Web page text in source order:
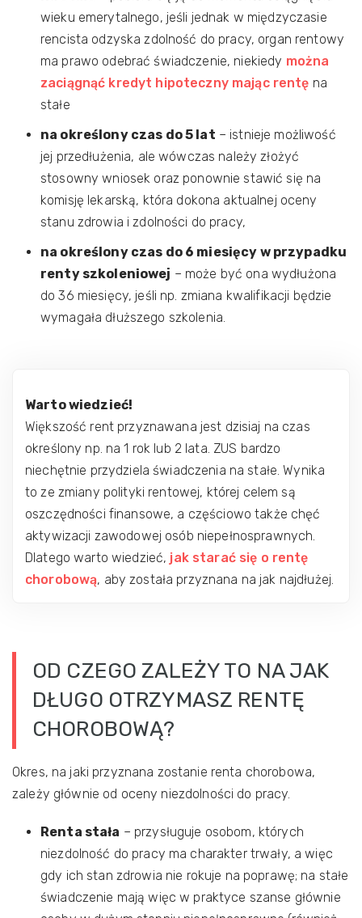
wieku emerytalnego, jeśli jednak w międzyczasie
rencista odzyska zdolność do pracy, organ rentowy
ma prawo odebrać świadczenie, niekiedy można
zaciągnąć kredyt hipoteczny mając rentę na
stałe
na określony czas do 5 lat – istnieje możliwość
jej przedłużenia, ale wówczas należy złożyć
stosowny wniosek oraz ponownie stawić się na
komisję lekarską, która dokona aktualnej oceny
stanu zdrowia i zdolności do pracy,
na określony czas do 6 miesięcy w przypadku
renty szkoleniowej – może być ona wydłużona
do 36 miesięcy, jeśli np. zmiana kwalifikacji będzie
wymagała dłuższego szkolenia.
Warto wiedzieć!
Większość rent przyznawana jest dzisiaj na czas
określony np. na 1 rok lub 2 lata. ZUS bardzo
niechętnie przydziela świadczenia na stałe. Wynika
to ze zmiany polityki rentowej, której celem są
oszczędności finansowe, a częściowo także chęć
aktywizacji zawodowej osób niepełnosprawnych.
Dlatego warto wiedzieć, jak starać się o rentę
chorobową, aby została przyznana na jak najdłużej.
OD CZEGO ZALEŻY TO NA JAK
DŁUGO OTRZYMASZ RENTĘ
CHOROBOWĄ?
Okres, na jaki przyznana zostanie renta chorobowa,
zależy głównie od oceny niezdolności do pracy.
Renta stała – przysługuje osobom, których
niezdolność do pracy ma charakter trwały, a więc
gdy ich stan zdrowia nie rokuje na poprawę; na stałe
świadczenie mają więc w praktyce szanse głównie